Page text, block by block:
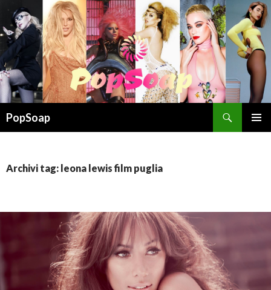
PopSoap
Archivi tag: leona lewis film puglia